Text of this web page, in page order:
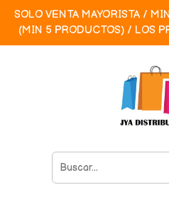
SOLO VENTA MAYORISTA /
(MIN 5 PRODUCTOS) / LOS